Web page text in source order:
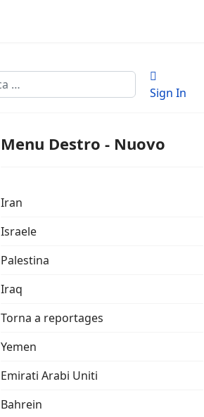
Sign In
Menu Destro - Nuovo
Iran
Israele
Palestina
Iraq
Torna a reportages
Yemen
Emirati Arabi Uniti
Bahrein